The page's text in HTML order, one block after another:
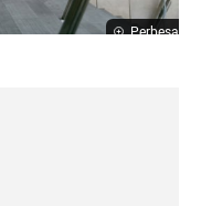
Perbesar